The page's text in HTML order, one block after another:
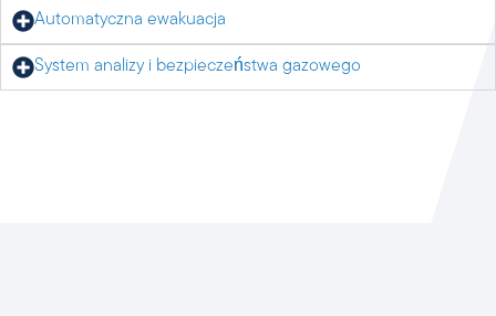
Automatyczna ewakuacja
System analizy i bezpieczeństwa gazowego